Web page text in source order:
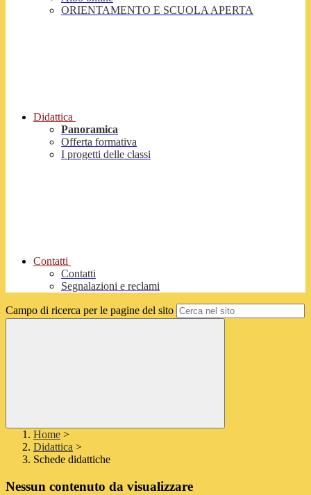
ORIENTAMENTO E SCUOLA APERTA
Didattica
Panoramica
Offerta formativa
I progetti delle classi
Contatti
Contatti
Segnalazioni e reclami
Campo di ricerca per le pagine del sito
Home >
Didattica >
Schede didattiche
Nessun contenuto da visualizzare